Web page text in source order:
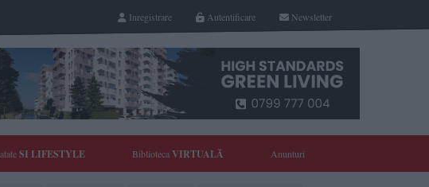
Newsletter
Autentificare
Inregistrare
SI LIFESTYLE BibliotecaVIRTUALĂ Anunturi